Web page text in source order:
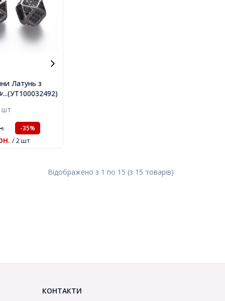
...(УТ100032492)
Латунь з
Багатокутні,
3мм,
шт
-35%
/ 2 шт
Відображено з 1 по 15 (з 15 товарів)
КОНТАКТИ